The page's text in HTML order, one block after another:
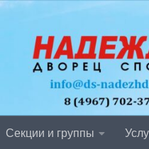
Секции и группы